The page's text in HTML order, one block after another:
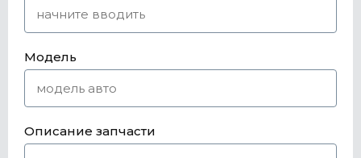
Модель
Описание запчасти